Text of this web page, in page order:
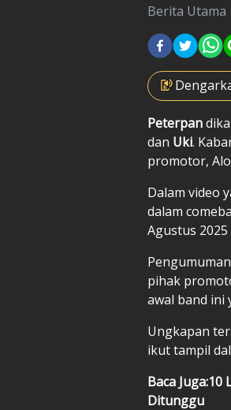
Berita Utama
Peterpan
dan Uki.
promotor,
Dalam video
dalam
Agustus
pihak
awal band ini
Ungkapan
ikut tampil
Baca
Ditunggu